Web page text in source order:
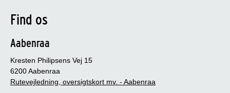
Find os
Aabenraa
Kresten Philipsens Vej 15
6200 Aabenraa
Rutevejledning, oversigtskort mv. - Aabenraa